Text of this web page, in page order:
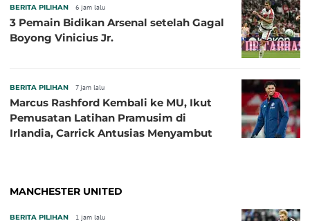
BERITA PILIHAN 6 jam lalu
3 Pemain Bidikan Arsenal setelah Gagal
Boyong Vinicius Jr.
BERITA PILIHAN 7 jam lalu
Marcus Rashford Kembali ke MU, Ikut
Pemusatan Latihan Pramusim di
Irlandia, Carrick Antusias Menyambut
MANCHESTER UNITED
BERITA PILIHAN 1 jam lalu